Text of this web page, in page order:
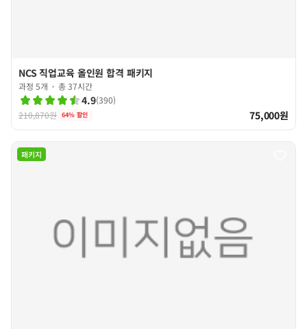
NCS 직업교육 올인원 합격 패키지
과정 5개 총 37시간
4.9(390)
210,870원 64% 할인 75,000원
패키지